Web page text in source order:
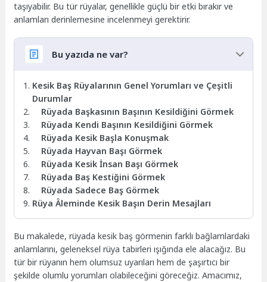
taşıyabilir. Bu tür rüyalar, genellikle güçlü bir etki bırakır ve
anlamları derinlemesine incelenmeyi gerektirir.
Bu yazıda ne var?
Kesik Baş Rüyalarının Genel Yorumları ve Çeşitli
Durumlar
Rüyada Başkasının Başının Kesildiğini Görmek
Rüyada Kendi Başının Kesildiğini Görmek
Rüyada Kesik Başla Konuşmak
Rüyada Hayvan Başı Görmek
Rüyada Kesik İnsan Başı Görmek
Rüyada Baş Kestiğini Görmek
Rüyada Sadece Baş Görmek
Rüya Âleminde Kesik Başın Derin Mesajları
Bu makalede, rüyada kesik baş görmenin farklı bağlamlardaki
anlamlarını, geleneksel rüya tabirleri ışığında ele alacağız. Bu
tür bir rüyanın hem olumsuz uyarıları hem de şaşırtıcı bir
şekilde olumlu yorumları olabileceğini göreceğiz. Amacımız,